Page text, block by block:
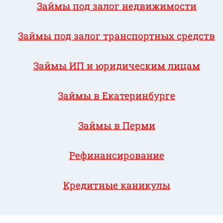
Займы под залог недвижимости
Займы под залог транспортных средств
Займы ИП и юридическим лицам
Займы в Екатеринбурге
Займы в Перми
Рефинансирование
Кредитные каникулы